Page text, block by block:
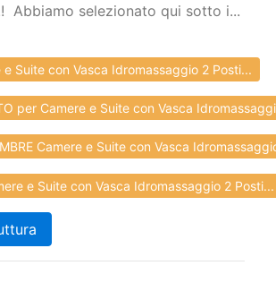
Abbiamo selezionato qui sotto i...
e Suite con Vasca Idromassaggio 2 Posti...
per Camere e Suite con Vasca
Camere e Suite con Vasca
e Suite con Vasca Idromassaggio 2 Posti...